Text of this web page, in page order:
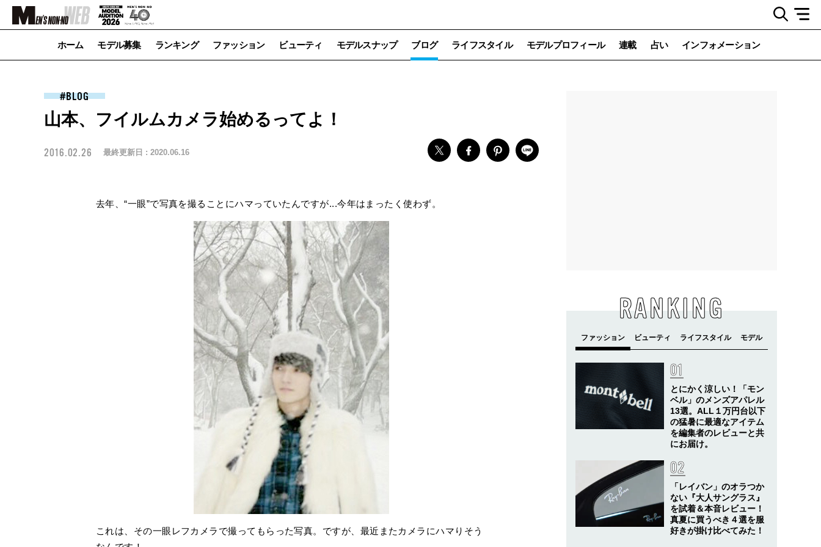
ホーム モデル募集 ランキング ファッション ビューティ モデルスナップ ブログ ライフスタイル モデルプロフィール 連載 占い インフォメーション
BLOG
山本、フイルムカメラ始めるってよ！
2016.02.26 最終更新日 : 2020.06.16
去年、“一眼”で写真を撮ることにハマっていたんですが...今年はまったく使わず。
これは、その一眼レフカメラで撮ってもらった写真。ですが、最近またカメラにハマりそう
RANKING
とにかく涼しい！「モン
ベル」のメンズアパレル
13選。ALL１万円台以下
の猛暑に最適なアイテム
を編集者のレビューと共
にお届け。
「レイバン」のオラつか
ない『大人サングラス』
を試着＆本音レビュー！
真夏に買うべき４選を服
好きが掛け比べてみた！